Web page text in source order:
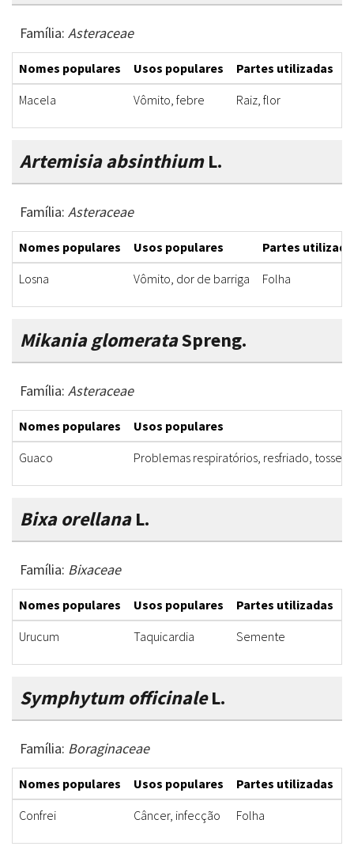
Família: Asteraceae
Nomes populares Usos populares Partes utilizadas
Macela
Vômito, febre Raiz, flor
Artemisia absinthiumL.
Família: Asteraceae
Nomes populares Usos populares
Partes
Losna
Vômito, dor de barriga Folha
Mikania glomerataSpreng.
Família: Asteraceae
Nomes populares
Usos populares
Guaco
Problemas respiratórios, resfriado, tosse,
Bixa orellanaL.
Família: Bixaceae
Nomes populares Usos populares Partes utilizadas
Urucum
Taquicardia Semente
Symphytum officinaleL.
Família: Boraginaceae
Nomes populares Usos populares Partes utilizadas
Confrei
Câncer, infecção Folha